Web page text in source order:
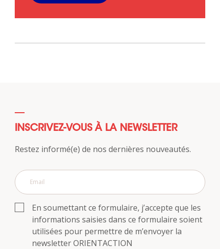
INSCRIVEZ-VOUS À LA NEWSLETTER
Restez informé(e) de nos dernières nouveautés.
En soumettant ce formulaire, j’accepte que les
informations saisies dans ce formulaire soient
utilisées pour permettre de m’envoyer la
newsletter ORIENTACTION